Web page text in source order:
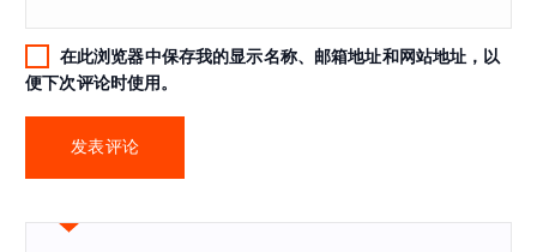
在此浏览器中保存我的显示名称、邮箱地址和网站地址，以
便下次评论时使用。